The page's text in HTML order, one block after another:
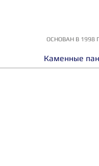
ОСНОВАН В 1998
Каменные